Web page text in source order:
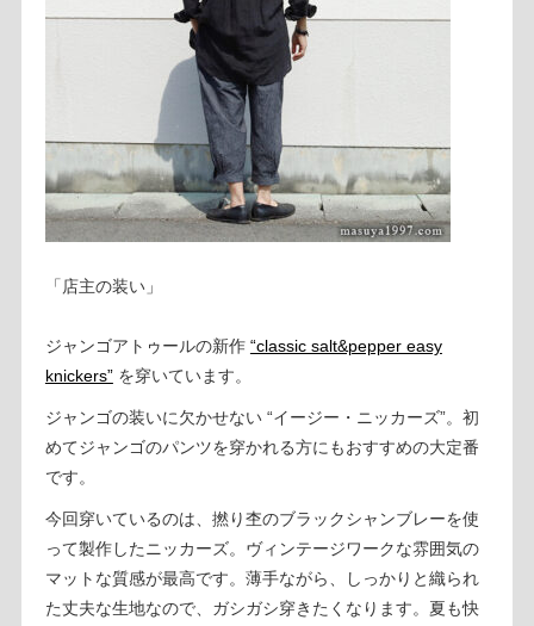
「店主の装い」
ジャンゴアトゥールの新作 “classic salt&pepper easy
knickers”を穿いています。
ジャンゴの装いに欠かせない “イージー・ニッカーズ”。初
めてジャンゴのパンツを穿かれる方にもおすすめの大定番
です。
今回穿いているのは、撚り杢のブラックシャンブレーを使
って製作したニッカーズ。ヴィンテージワークな雰囲気の
マットな質感が最高です。薄手ながら、しっかりと織られ
た丈夫な生地なので、ガシガシ穿きたくなります。夏も快